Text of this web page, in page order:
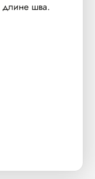
длине шва.